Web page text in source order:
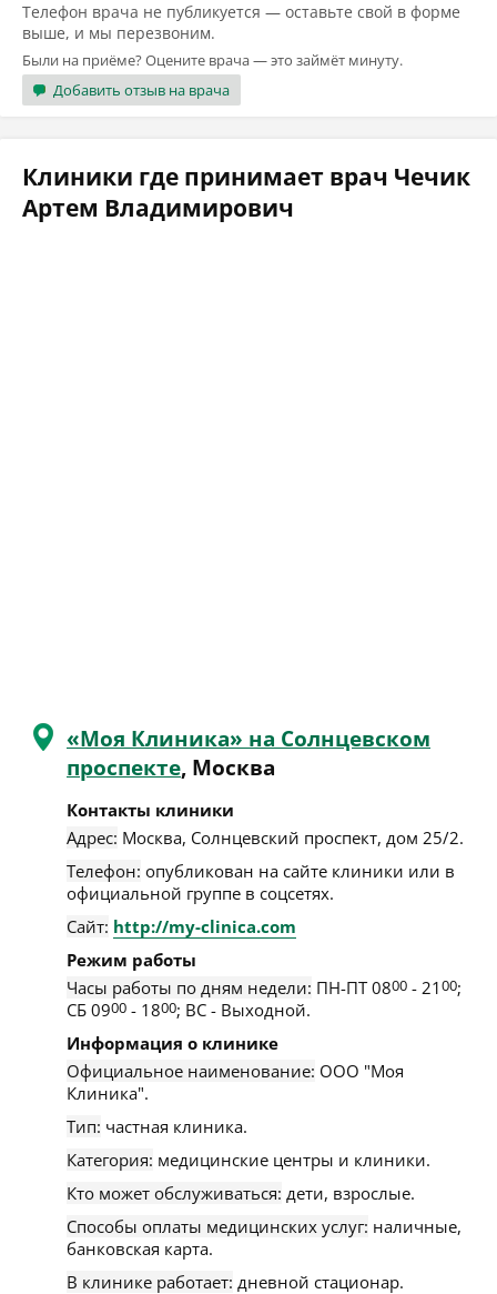
Телефон врача не публикуется — оставьте свой в форме
выше, и мы перезвоним.
Были на приёме? Оцените врача — это займёт минуту.
Добавить отзыв на врача
Клиники где принимает врач Чечик
Артем Владимирович
«Моя Клиника» на Солнцевском
проспекте, Москва
Контакты клиники
Адрес: Москва, Солнцевский проспект, дом 25/2.
Телефон: опубликован на сайте клиники или в
официальной группе в соцсетях.
Сайт: http://my-clinica.com
Режим работы
Часы работы по дням недели: ПН-ПТ 0800 - 2100;
СБ 0900 - 1800; ВС - Выходной.
Информация о клинике
Официальное наименование: ООО "Моя
Клиника".
Тип: частная клиника.
Категория: медицинские центры и клиники.
Кто может обслуживаться: дети, взрослые.
Способы оплаты медицинских услуг: наличные,
банковская карта.
В клинике работает: дневной стационар.